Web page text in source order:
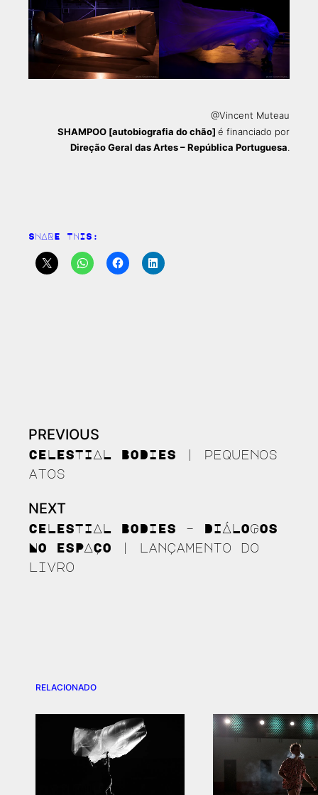
@Vincent Muteau
SHAMPOO [autobiografia do chão] é financiado por
Direção Geral das Artes – República Portuguesa.
SHARE THIS:
Continue
Reading
PREVIOUS
CELESTIAL BODIES | pequenos
atos
NEXT
CELESTIAL BODIES – DIÁLOGOS
NO ESPAÇO | lançamento do
livro
RELACIONADO